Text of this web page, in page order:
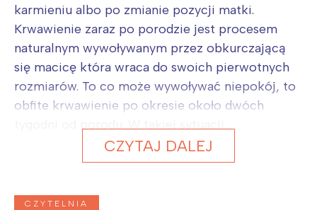
karmieniu albo po zmianie pozycji matki.
Krwawienie zaraz po porodzie jest procesem
naturalnym wywoływanym przez obkurczającą
się macicę która wraca do swoich pierwotnych
rozmiarów. To co może wywoływać niepokój, to
obfite krwawienie po okresie około dwóch
CZYTAJ DALEJ
CZYTELNIA